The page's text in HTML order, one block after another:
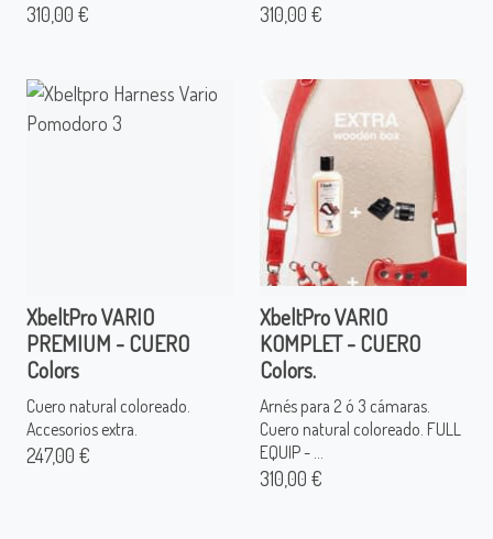
310,00 € 310,00 €
XbeltPro VARIO
PREMIUM - CUERO
Colors
Cuero natural coloreado.
Accesorios extra.
247,00 €
XbeltPro VARIO
KOMPLET - CUERO
Colors.
Arnés para 2 ó 3 cámaras.
Cuero natural coloreado. FULL
EQUIP - ...
310,00 €